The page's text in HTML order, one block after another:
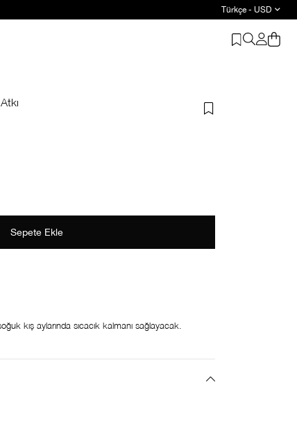
Türkçe - USD
kış aylarında sıcacık kalmanı sağlayacak.